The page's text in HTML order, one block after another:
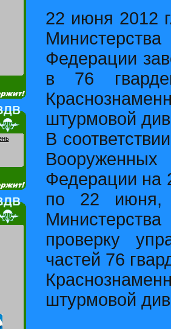
22 июня 2012
Федерации
в 76
штурмовой
В
Федерации на
по 22 июня,
проверку
частей 76
штурмовой